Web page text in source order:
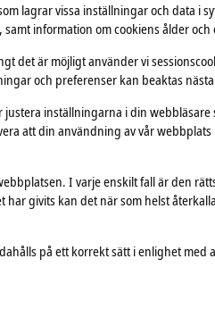
lagrar vissa inställningar och data i
information om cookiens ålder
det är möjligt använder vi
och preferenser kan beaktas
inställningarna i din
att din användning av vår
I varje enskilt fall är den
givits kan det när som helst
på ett korrekt sätt i enlighet med